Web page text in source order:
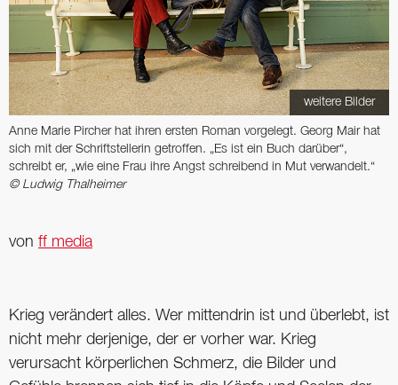
weitere Bilder
Anne Marie Pircher hat ihren ersten Roman ­vorgelegt. Georg Mair hat
sich mit der Schriftstellerin getroffen. „Es ist ein Buch ­darüber“,
schreibt er, „wie eine Frau ihre Angst ­schreibend in Mut verwandelt.“
© Ludwig Thalheimer
von ff media
Krieg verändert alles. Wer mittendrin ist und überlebt, ist
nicht mehr derjenige, der er vorher war. Krieg
verursacht körperlichen Schmerz, die Bilder und